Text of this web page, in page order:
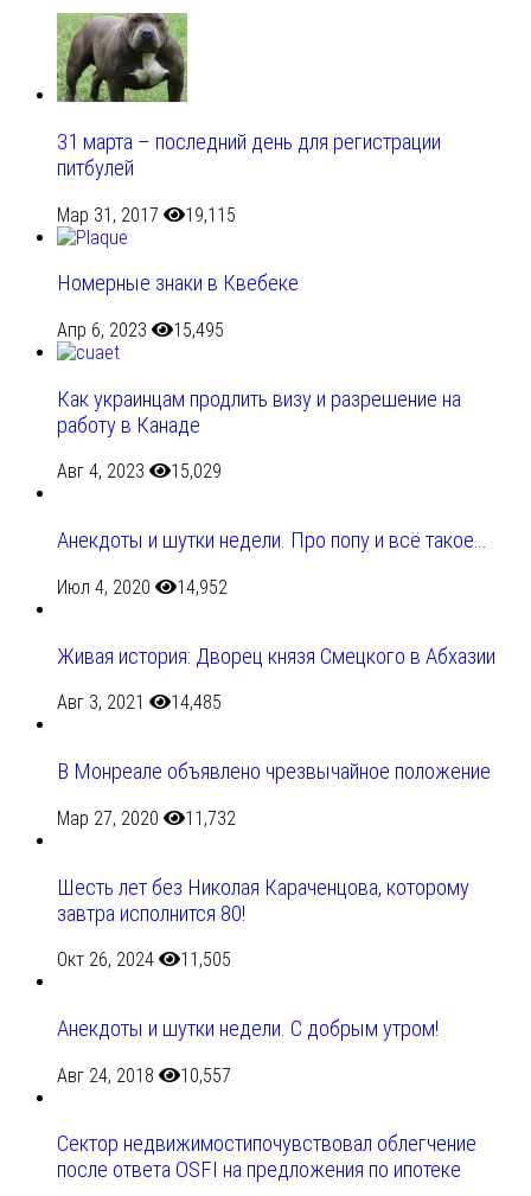
31 марта – последний день для регистрации
питбулей
Мар 31, 2017 19,115
Номерные знаки в Квебеке
Апр 6, 2023 15,495
Как украинцам продлить визу и разрешение на
работу в Канаде
Авг 4, 2023 15,029
Анекдоты и шутки недели. Про попу и всё такое…
Июл 4, 2020 14,952
Живая история: Дворец князя Смецкого в Абхазии
Авг 3, 2021 14,485
В Монреале объявлено чрезвычайное положение
Мар 27, 2020 11,732
Шесть лет без Николая Караченцова, которому
завтра исполнится 80!
Окт 26, 2024 11,505
Анекдоты и шутки недели. С добрым утром!
Авг 24, 2018 10,557
Сектор недвижимостипочувствовал облегчение
после ответа OSFI на предложения по ипотеке